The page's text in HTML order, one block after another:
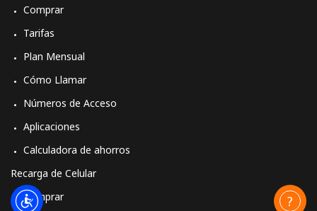
Comprar
Tarifas
Plan Mensual
Cómo Llamar
Números de Acceso
Aplicaciones
Calculadora de ahorros
Recarga de Celular
Comprar